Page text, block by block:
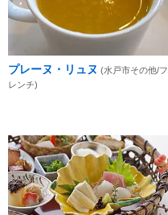
プレーヌ・リュヌ (水戸市その他/フ
レンチ)